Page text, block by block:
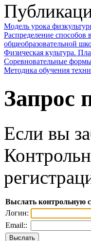
Модель урока
Распределение способов
общеобразовательной
Физическая культура.
Соревновательные
Методика обучения
Запрос
Если вы
Выслать контрольную
Логин:
Email::